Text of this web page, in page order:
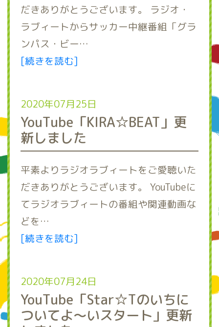
だきありがとうございます。 ラジオ・
ラブィートからサッカー中継番組「グラ
ンパス・ビー…
[続きを読む]
2020年07月25日
YouTube「KIRA☆BEAT」更
新しました
平素よりラジオラブィートをご愛聴いた
だきありがとうございます。 YouTubeに
てラジオラブィートの番組や関連動画な
どを…
[続きを読む]
2020年07月24日
YouTube「Star☆Tのいちに
ついてよ～いスタート」更新